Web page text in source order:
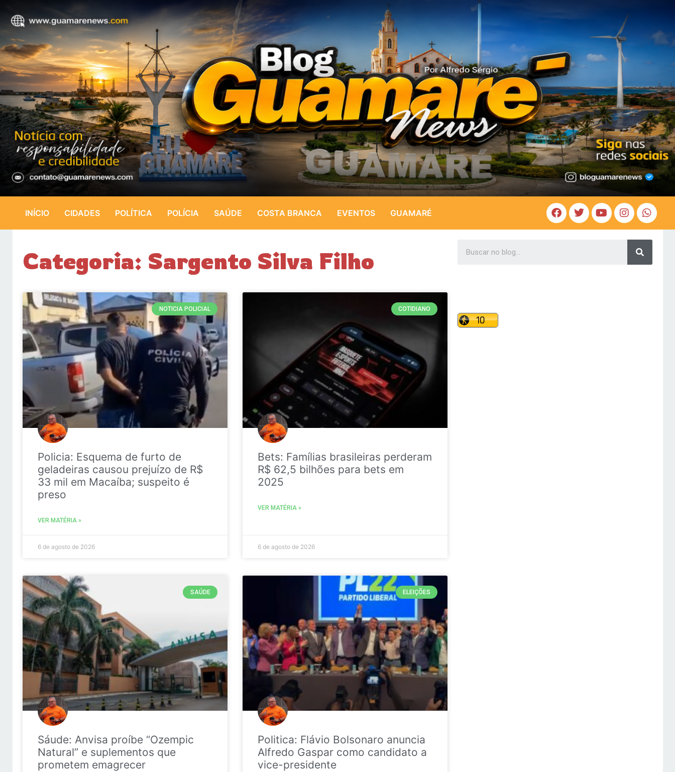
INÍCIO CIDADES POLÍTICA POLÍCIA SAÚDE COSTA BRANCA EVENTOS GUAMARÉ
Categoria: Sargento Silva Filho
NOTICIA POLICIAL
Policia: Esquema de furto de
geladeiras causou prejuízo de R$
33 mil em Macaíba; suspeito é
preso
VER MATÉRIA »
6 de agosto de 2026
COTIDIANO
Bets: Famílias brasileiras perderam
R$ 62,5 bilhões para bets em
2025
VER MATÉRIA »
6 de agosto de 2026
SAÚDE
Sáude: Anvisa proíbe “Ozempic
Natural” e suplementos que
prometem emagrecer
ELEIÇÕES
Politica: Flávio Bolsonaro anuncia
Alfredo Gaspar como candidato a
vice-presidente